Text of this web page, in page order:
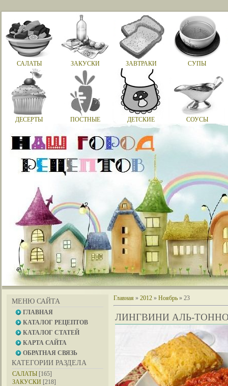
САЛАТЫ ЗАКУСКИ ЗАВТРАКИ СУПЫ
ДЕСЕРТЫ ПОСТНЫЕ ДЕТСКИЕ СОУСЫ
МЕНЮ САЙТА
ГЛАВНАЯ
КАТАЛОГ РЕЦЕПТОВ
КАТАЛОГ СТАТЕЙ
КАРТА САЙТА
ОБРАТНАЯ СВЯЗЬ
КАТЕГОРИИ РАЗДЕЛА
САЛАТЫ [165]
ЗАКУСКИ [218]
Главная » 2012 » Ноябрь » 23
ЛИНГВИНИ АЛЬ-